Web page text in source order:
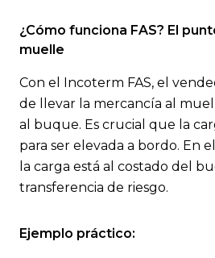
¿Cómo funciona FAS? El
muelle
Con el Incoterm FAS, el
de llevar la mercancía al
al buque. Es crucial que la
para ser elevada a bordo. En
la carga está al costado del
transferencia de riesgo.
Ejemplo práctico: